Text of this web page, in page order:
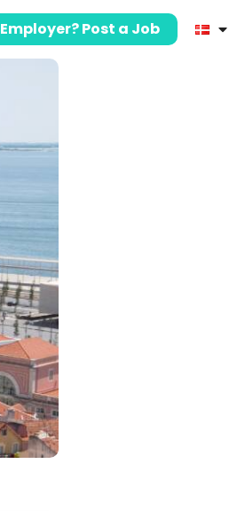
Employer? Post a Job